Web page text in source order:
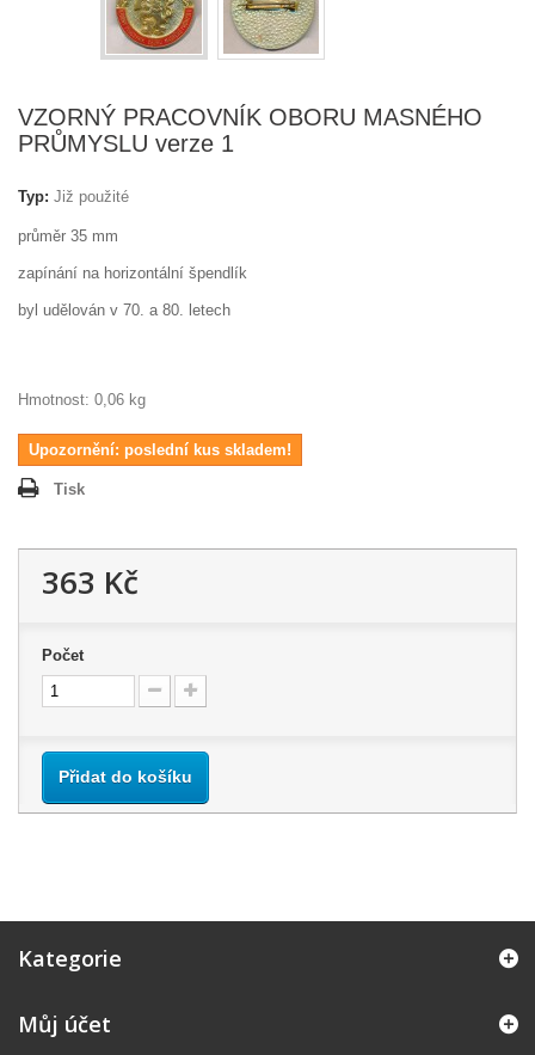
VZORNÝ PRACOVNÍK OBORU MASNÉHO
PRŮMYSLU verze 1
Typ: Již použité
průměr 35 mm
zapínání na horizontální špendlík
byl udělován v 70. a 80. letech
Hmotnost: 0,06 kg
Upozornění: poslední kus skladem!
Tisk
363 Kč
Počet
Přidat do košíku
Kategorie
Můj účet